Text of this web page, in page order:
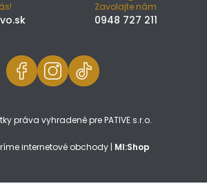
Zavolajte nám
0948 727 211
práva vyhradené pre PATIVE s.r.o.
internetové obchody | MI:Shop